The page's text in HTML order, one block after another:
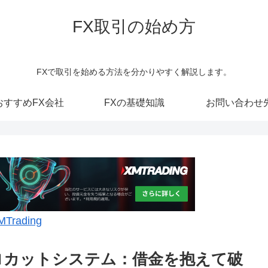
FX取引の始め方
FXで取引を始める方法を分かりやすく解説します。
すすめFX会社 FXの基礎知識 お問い合わせ
ットシステム：借金を抱えて破